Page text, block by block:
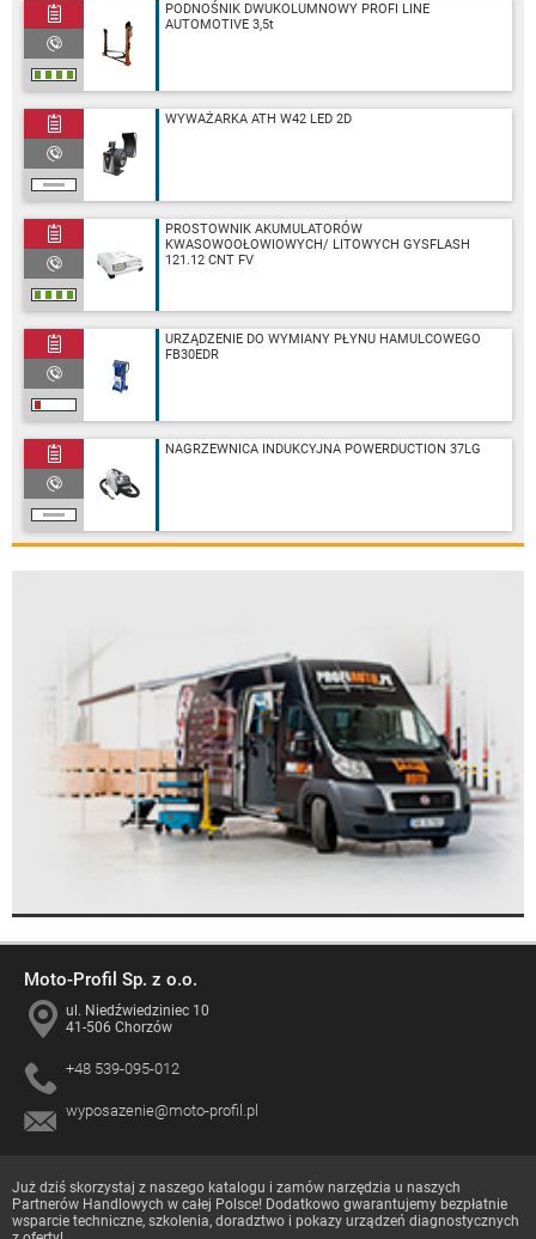
PODNOŚNIK DWUKOLUMNOWY PROFI LINE
AUTOMOTIVE 3,5t
WYWAŻARKA ATH W42 LED 2D
PROSTOWNIK AKUMULATORÓW
KWASOWOOŁOWIOWYCH/ LITOWYCH GYSFLASH
121.12 CNT FV
URZĄDZENIE DO WYMIANY PŁYNU HAMULCOWEGO
FB30EDR
NAGRZEWNICA INDUKCYJNA POWERDUCTION 37LG
Moto-Profil Sp. z o.o.
ul. Niedźwiedziniec 10
41-506 Chorzów
+48 539-095-012
wyposazenie@moto-profil.pl
Już dziś skorzystaj z naszego katalogu i zamów narzędzia u naszych
Partnerów Handlowych w całej Polsce! Dodatkowo gwarantujemy bezpłatnie
wsparcie techniczne, szkolenia, doradztwo i pokazy urządzeń diagnostycznych